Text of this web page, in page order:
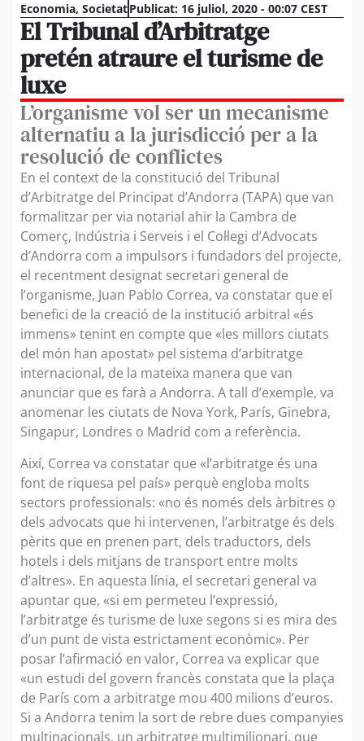
Economia, SocietatPublicat: 16 juliol, 2020 - 00:07 CEST
El Tribunal d’Arbitratge
pretén atraure el turisme de
luxe
L’organisme vol ser un mecanisme
alternatiu a la jurisdicció per a la
resolució de conflictes
En el context de la constitució del Tribunal
d’Arbitratge del Principat d’Andorra (TAPA) que van
formalitzar per via notarial ahir la Cambra de
Comerç, Indústria i Serveis i el Col·legi d’Advocats
d’Andorra com a impulsors i fundadors del projecte,
el recentment designat secretari general de
l’organisme, Juan Pablo Correa, va constatar que el
benefici de la creació de la institució arbitral «és
immens» tenint en compte que «les millors ciutats
del món han apostat» pel sistema d’arbitratge
internacional, de la mateixa manera que van
anunciar que es farà a Andorra. A tall d’exemple, va
anomenar les ciutats de Nova York, París, Ginebra,
Singapur, Londres o Madrid com a referència.
Així, Correa va constatar que «l’arbitratge és una
font de riquesa pel país» perquè engloba molts
sectors professionals: «no és només dels àrbitres o
dels advocats que hi intervenen, l’arbitratge és dels
pèrits que en prenen part, dels traductors, dels
hotels i dels mitjans de transport entre molts
d’altres». En aquesta línia, el secretari general va
apuntar que, «si em permeteu l’expressió,
l’arbitratge és turisme de luxe segons si es mira des
d’un punt de vista estrictament econòmic». Per
posar l’afirmació en valor, Correa va explicar que
«un estudi del govern francès constata que la plaça
de París com a arbitratge mou 400 milions d’euros.
Si a Andorra tenim la sort de rebre dues companyies
multinacionals, un arbitratge multimilionari, que